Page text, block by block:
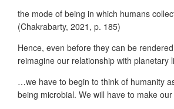
the mode of being in which humans
(Chakrabarty, 2021, p. 185)
Hence, even before they can be
reimagine our relationship with planetary
…we have to begin to think of humanity
being microbial. We will have to make